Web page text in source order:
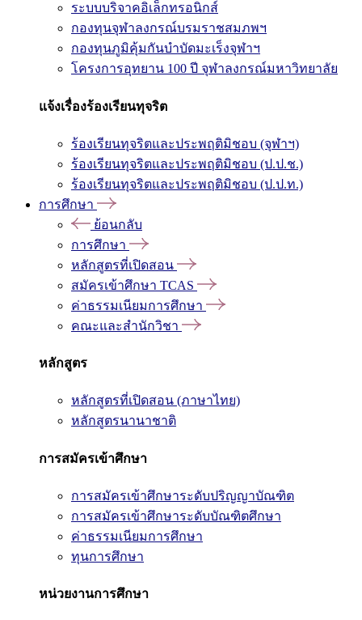
ระบบบริจาคอิเล็กทรอนิกส์
กองทุนจุฬาลงกรณ์บรมราชสมภพฯ
กองทุนภูมิคุ้มกันบำบัดมะเร็งจุฬาฯ
โครงการอุทยาน 100 ปี จุฬาลงกรณ์มหาวิทยาลัย
แจ้งเรื่องร้องเรียนทุจริต
ร้องเรียนทุจริตและประพฤติมิชอบ (จุฬาฯ)
ร้องเรียนทุจริตและประพฤติมิชอบ (ป.ป.ช.)
ร้องเรียนทุจริตและประพฤติมิชอบ (ป.ป.ท.)
การศึกษา
ย้อนกลับ
การศึกษา
หลักสูตรที่เปิดสอน
สมัครเข้าศึกษา TCAS
ค่าธรรมเนียมการศึกษา
คณะและสำนักวิชา
หลักสูตร
หลักสูตรที่เปิดสอน (ภาษาไทย)
หลักสูตรนานาชาติ
การสมัครเข้าศึกษา
การสมัครเข้าศึกษาระดับปริญญาบัณฑิต
การสมัครเข้าศึกษาระดับบัณฑิตศึกษา
ค่าธรรมเนียมการศึกษา
ทุนการศึกษา
หน่วยงานการศึกษา